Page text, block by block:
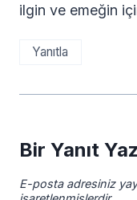
ilgin ve emeğin
Yanıtla
Bir Yanıt
E-posta adresiniz